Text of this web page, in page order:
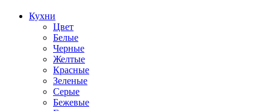
Кухни
Цвет
Белые
Черные
Желтые
Красные
Зеленые
Серые
Бежевые